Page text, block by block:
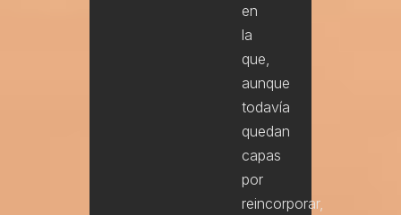
en
la
que,
aunque
todavía
quedan
capas
por
reincorporar,